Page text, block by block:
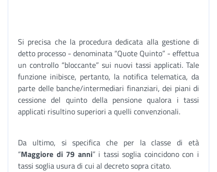
Si precisa che la procedura dedicata alla gestione di
detto processo - denominata “Quote Quinto” - effettua
un controllo “bloccante” sui nuovi tassi applicati. Tale
funzione inibisce, pertanto, la notifica telematica, da
parte delle banche/intermediari finanziari, dei piani di
cessione del quinto della pensione qualora i tassi
applicati risultino superiori a quelli convenzionali.
Da ultimo, si specifica che per la classe di età
“Maggiore di 79 anni” i tassi soglia coincidono con i
tassi soglia usura di cui al decreto sopra citato.